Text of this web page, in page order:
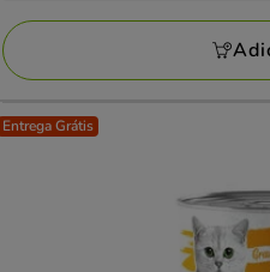
6.45€
Entrega Grátis